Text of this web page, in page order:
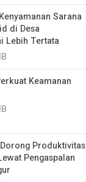
Sarana
di Desa
Lebih Tertata
Keamanan
Produktivitas
Pengaspalan